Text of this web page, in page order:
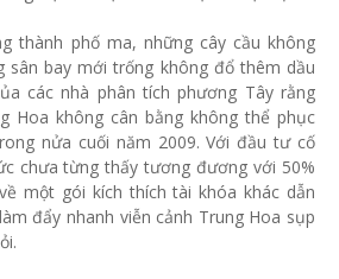
thành phố ma, những cây cầu không
sân bay mới trống không đổ thêm dầu
các nhà phân tích phương Tây rằng
Hoa không cân bằng không thể phục
nửa cuối năm 2009. Với đầu tư cố
chưa từng thấy tương đương với 50%
một gói kích thích tài khóa khác dẫn
đẩy nhanh viễn cảnh Trung Hoa sụp